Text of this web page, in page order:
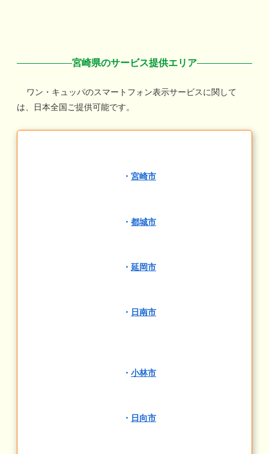
宮崎県のサービス提供エリア
ワン・キュッパのスマートフォン表示サービスに関して
は、日本全国ご提供可能です。
・ 宮崎市
・ 都城市
・ 延岡市
・ 日南市
・ 小林市
・ 日向市